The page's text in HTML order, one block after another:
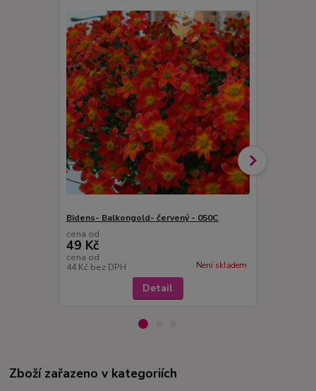
Bidens- Balkongold- červený - 050C
cena od
49 Kč
cena od
44 Kč bez DPH Není skladem
Detail
Zboží zařazeno v kategoriích